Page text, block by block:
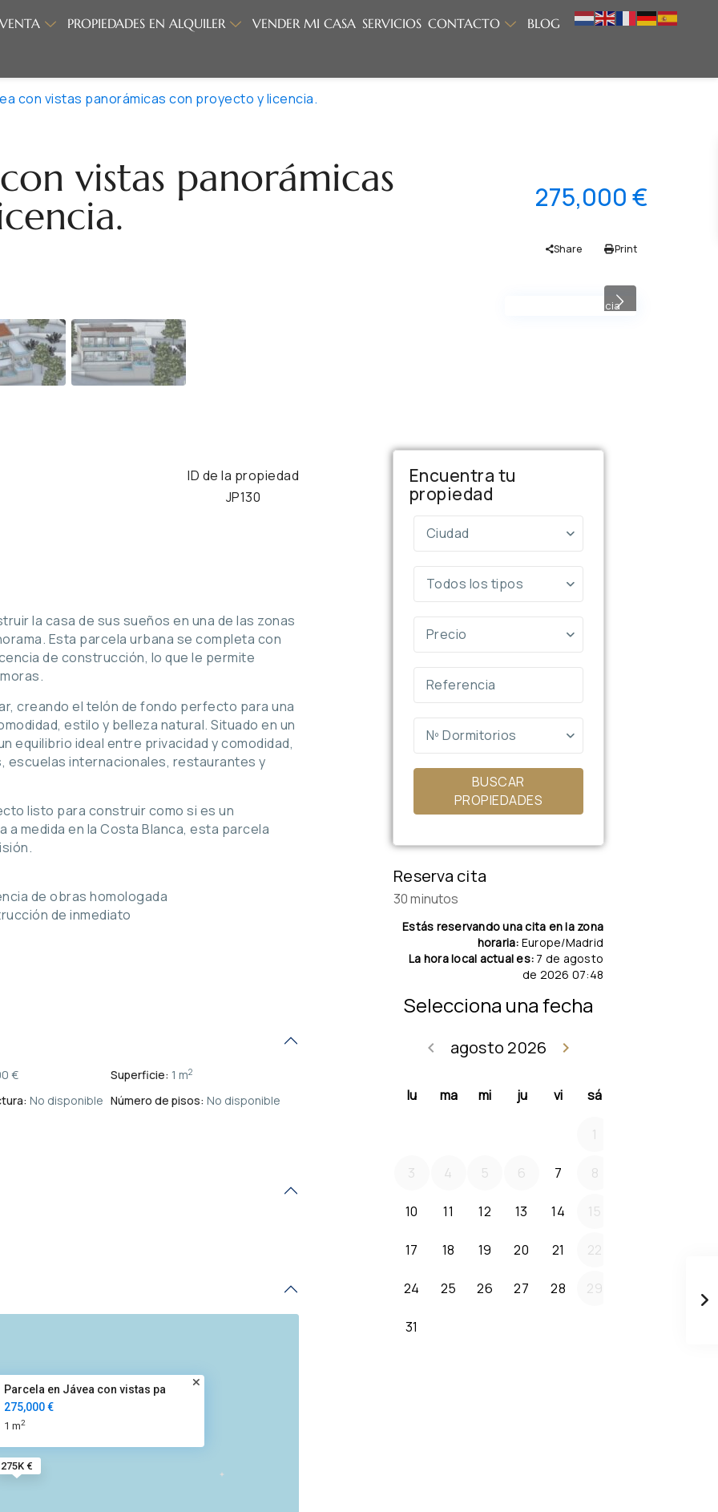
PROPIEDADES EN ALQUILER VENDER MI CASA SERVICIOS CONTACTO BLOG
con vistas panorámicas con proyecto y licencia.
vistas panorámicas
275,000 €
Share Print
Proyecto y LicenciaPrevious
ID de la propiedad
JP130
la casa de sus sueños en una de las zonas
Esta parcela urbana se completa con
de construcción, lo que le permite
creando el telón de fondo perfecto para una
estilo y belleza natural. Situado en un
equilibrio ideal entre privacidad y comodidad,
escuelas internacionales, restaurantes y
listo para construir como si es un
medida en la Costa Blanca, esta parcela
de obras homologada
de inmediato
€ Superficie: 1 m2
No disponible Número de pisos: No disponible
275K €
Parcela en Jávea con vistas pa
275,000 €
1 m2
Encuentra tu
propiedad
Ciudad
Todos los tipos
Precio
Nº Dormitorios
BUSCAR
PROPIEDADES